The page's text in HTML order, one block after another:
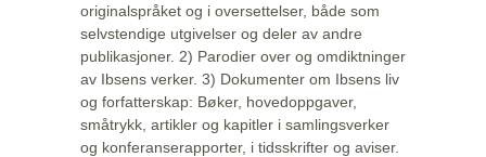
originalspråket og i oversettelser, både som
selvstendige utgivelser og deler av andre
publikasjoner. 2) Parodier over og omdiktninger
av Ibsens verker. 3) Dokumenter om Ibsens liv
og forfatterskap: Bøker, hovedoppgaver,
småtrykk, artikler og kapitler i samlingsverker
og konferanserapporter, i tidsskrifter og aviser.